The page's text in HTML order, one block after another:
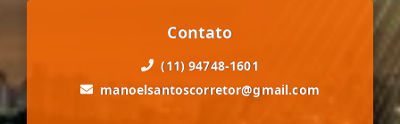
Contato
(11) 94748-1601
manoelsantoscorretor@gmail.com